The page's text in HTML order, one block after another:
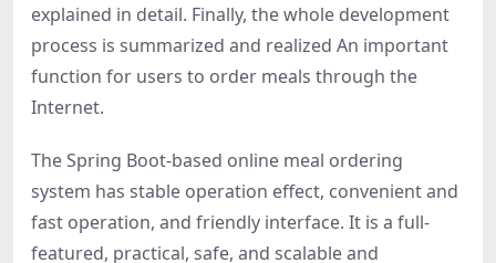
explained in detail. Finally, the whole development
process is summarized and realized An important
function for users to order meals through the
Internet.
The Spring Boot-based online meal ordering
system has stable operation effect, convenient and
fast operation, and friendly interface. It is a full-
featured, practical, safe, and scalable and